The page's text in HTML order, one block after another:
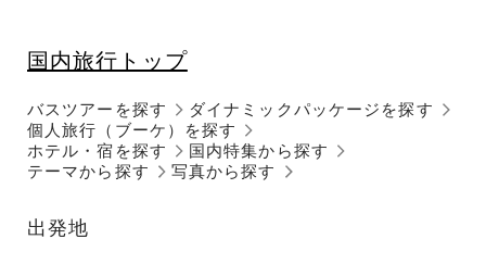
国内旅行トップ
バスツアーを探す
個人旅行（ブーケ）を探す
ダイナミックパッケージを探す
ホテル・宿を探す
国内特集から探す
テーマから探す
写真から探す
出発地